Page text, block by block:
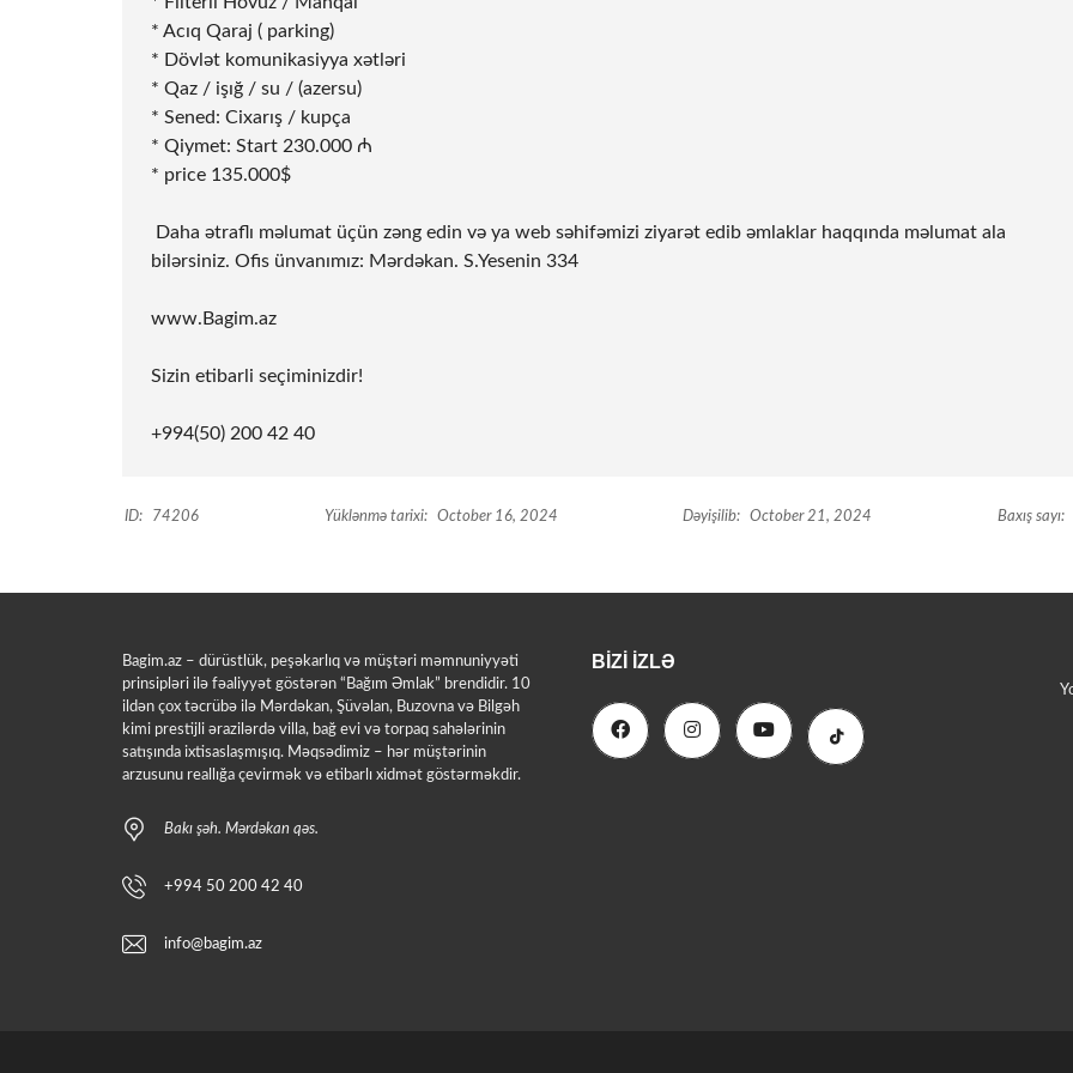
* Acıq Qaraj ( parking)
* Dövlət komunikasiyya xətləri
* Qaz / işığ / su / (azersu)
* Sened: Cixarış / kupça
* Qiymet: Start 230.000 ₼
* ⁠price 135.000$
️ Daha ətraflı məlumat üçün zəng edin və ya web səhifəmizi ziyarət edib əmlaklar haqqında məlumat ala
bilərsiniz. Ofis ünvanımız: Mərdəkan. S.Yesenin 334
www.Bagim.az
Sizin etibarli seçiminizdir!
+994(50) 200 42 40
ID: 74206 Yüklənmə tarixi: October 16, 2024 Dəyişilib: October 21, 2024 Baxış sayı:
Bagim.az – dürüstlük, peşəkarlıq və müştəri məmnuniyyəti
prinsipləri ilə fəaliyyət göstərən “Bağım Əmlak” brendidir. 10
ildən çox təcrübə ilə Mərdəkan, Şüvəlan, Buzovna və Bilgəh
kimi prestijli ərazilərdə villa, bağ evi və torpaq sahələrinin
satışında ixtisaslaşmışıq. Məqsədimiz – hər müştərinin
arzusunu reallığa çevirmək və etibarlı xidmət göstərməkdir.
Bakı şəh. Mərdəkan qəs.
+994 50 200 42 40
info@bagim.az
BIZI İZLƏ